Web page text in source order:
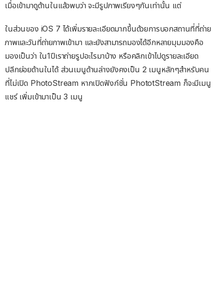
เมื่อเข้ามาดูด้านในแล้วพบว่า จะมีรูปภาพเรียงๆกันเท่านั้น แต่
ในส่วนของ iOS 7 ได้เพิ่มรายละเอียดมากขึ้นด้วยการบอกสถานที่ที่ถ่าย
ภาพและวันที่ถ่ายภาพเข้ามา และยังสามารถมองได้อีกหลายมุมมองคือ
มองเป็นว่า ใน1ปีเราถ่ายรูปอะไรมาบ้าง หรือคลิกเข้าไปดูรายละเอียด
ปลีกย่อยด้านในได้ ส่วนเมนูด้านล่างยังคงเป็น 2 เมนูหลักๆสำหรับคน
ที่ไม่เปิด PhotoStream หากเปิดฟังก์ชั่น PhototStream ก็จะมีเมนู
แชร์ เพิ่มเข้ามาเป็น 3 เมนู